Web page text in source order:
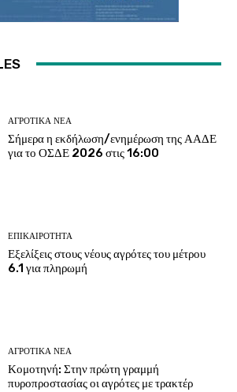
ΑΓΡΟΤΙΚΆ ΝΈΑ
Σήμερα η εκδήλωση/ενημέρωση της ΑΑΔΕ
για το ΟΣΔΕ 2026 στις 16:00
ΕΠΙΚΑΙΡΌΤΗΤΑ
Εξελίξεις στους νέους αγρότες του μέτρου
6.1 για πληρωμή
ΑΓΡΟΤΙΚΆ ΝΈΑ
Κομοτηνή: Στην πρώτη γραμμή
πυροπροστασίας οι αγρότες με τρακτέρ